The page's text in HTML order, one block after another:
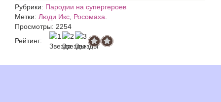
Рубрики: Пародии на супергероев
Метки: Люди Икс Росомаха
Просмотры: 2254
Рейтинг: